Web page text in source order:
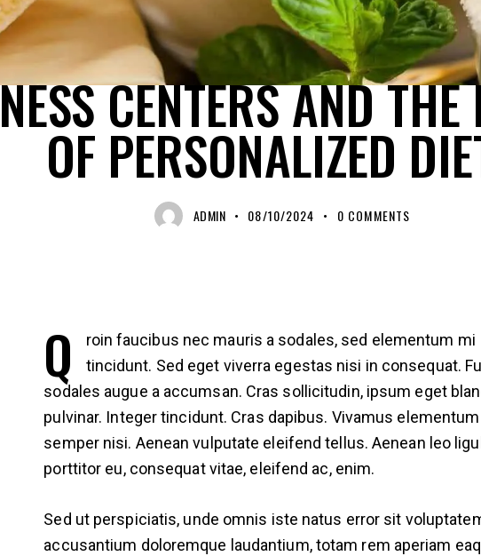
CENTERS AND THE
OF PERSONALIZED
ADMIN 08/10/2024 0 COMMENTS
Q
roin faucibus nec mauris a sodales, sed elementum mi
tincidunt. Sed eget viverra egestas nisi in consequat.
sodales augue a accumsan. Cras sollicitudin, ipsum eget
pulvinar. Integer tincidunt. Cras dapibus. Vivamus elementum
semper nisi. Aenean vulputate eleifend tellus. Aenean leo
porttitor eu, consequat vitae, eleifend ac, enim.
Sed ut perspiciatis, unde omnis iste natus error sit
accusantium doloremque laudantium, totam rem aperiam